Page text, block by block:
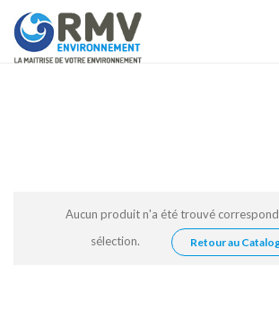
Aucun produit n'a été trouvé
sélection.
Retour au